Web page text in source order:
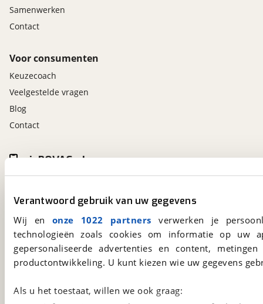
Verantwoord gebruik van uw gegevens
Wij en onze 1022 partners verwerken je
technologieën zoals cookies om informatie op
gepersonaliseerde advertenties en content,
productontwikkeling. U kunt kiezen wie uw gegevens
Als u het toestaat, willen we ook graag:
Samenwerken
Contact
Voor consumenten
Keuzecoach
Veelgestelde vragen
Blog
Contact
viaBOVAG.nl
Kosterijland
15
3981 AJBunnik
BOVAG
viaBOVAG.nl app
Altijd het meest recente aanbod bij de hand.